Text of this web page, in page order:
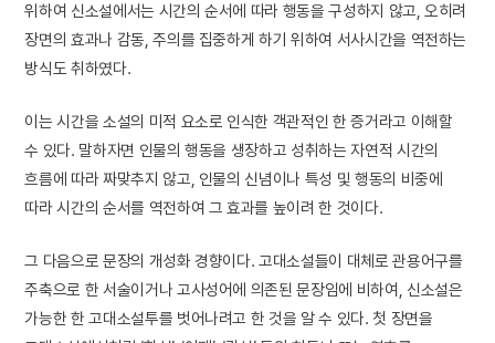
위하여 신소설에서는 시간의 순서에 따라 행동을 구성하지 않고, 오히려
장면의 효과나 감동, 주의를 집중하게 하기 위하여 서사시간을 역전하는
방식도 취하였다.
이는 시간을 소설의 미적 요소로 인식한 객관적인 한 증거라고 이해할
수 있다. 말하자면 인물의 행동을 생장하고 성취하는 자연적 시간의
흐름에 따라 짜맞추지 않고, 인물의 신념이나 특성 및 행동의 비중에
따라 시간의 순서를 역전하여 그 효과를 높이려 한 것이다.
그 다음으로 문장의 개성화 경향이다. 고대소설들이 대체로 관용어구를
주축으로 한 서술이거나 고사성어에 의존된 문장임에 비하여, 신소설은
가능한 한 고대소설투를 벗어나려고 한 것을 알 수 있다. 첫 장면을